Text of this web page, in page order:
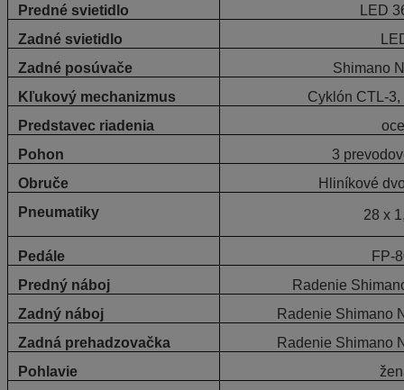
Predné svietidlo
LED
Zadné svietidlo
Zadné posúvače
Shimano
Kľukový mechanizmus
Cyklón CTL-3,
Predstavec riadenia
Pohon
3
Obruče
Hliníkové
Pneumatiky
28 x
Pedále
FP-
Predný náboj
Radenie
Zadný náboj
Radenie Shimano
Zadná prehadzovačka
Radenie Shimano
Pohlavie